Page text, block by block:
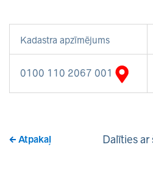
Kadastra apzīmējums
0100 110 2067 001
Atpakaļ Dalīties ar